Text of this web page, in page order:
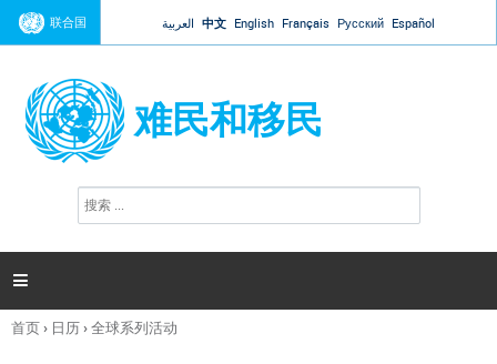
Jump to navigation
联合国 العربية 中文 English Français Русский Español
难民和移民
搜
索

你
首页› 日历›全球系列活动